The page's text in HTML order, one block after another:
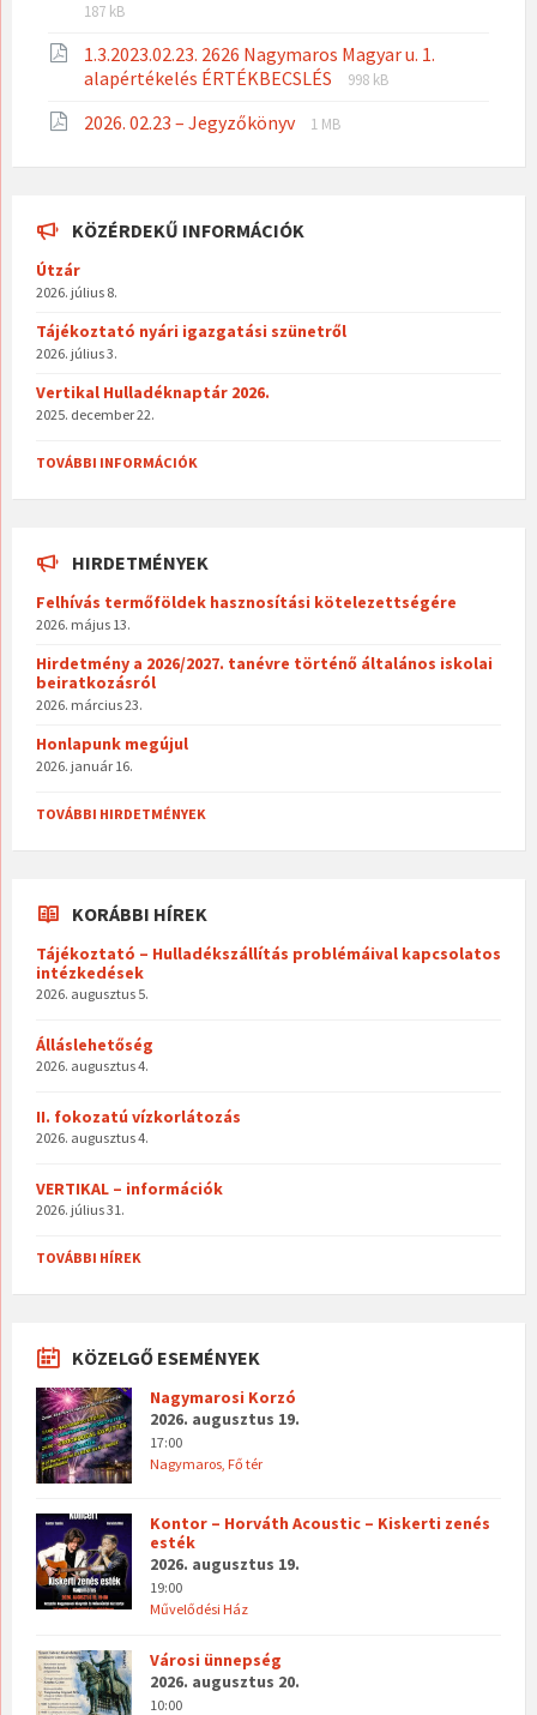
187 kB
1.3.2023.02.23. 2626 Nagymaros Magyar u. 1.
alapértékelés ÉRTÉKBECSLÉS
File
File
998 kB
2026. 02.23 – Jegyzőkönyv
File
pdf
File
1 MB
KÖZÉRDEKŰ INFORMÁCIÓK
Útzár
2026. július 8.
Tájékoztató nyári igazgatási szünetről
2026. július 3.
Vertikal Hulladéknaptár 2026.
2025. december 22.
TOVÁBBI INFORMÁCIÓK
HIRDETMÉNYEK
Felhívás termőföldek hasznosítási kötelezettségére
2026. május 13.
Hirdetmény a 2026/2027. tanévre történő általános iskolai
beiratkozásról
2026. március 23.
Honlapunk megújul
2026. január 16.
TOVÁBBI HIRDETMÉNYEK
KORÁBBI HÍREK
Tájékoztató – Hulladékszállítás problémáival kapcsolatos
intézkedések
2026. augusztus 5.
Álláslehetőség
2026. augusztus 4.
II. fokozatú vízkorlátozás
2026. augusztus 4.
VERTIKAL – információk
2026. július 31.
TOVÁBBI HÍREK
KÖZELGŐ ESEMÉNYEK
Nagymarosi Korzó
2026. augusztus 19.
17:00
Nagymaros, Fő tér
Kontor – Horváth Acoustic – Kiskerti zenés
esték
2026. augusztus 19.
19:00
Művelődési Ház
Városi ünnepség
2026. augusztus 20.
10:00